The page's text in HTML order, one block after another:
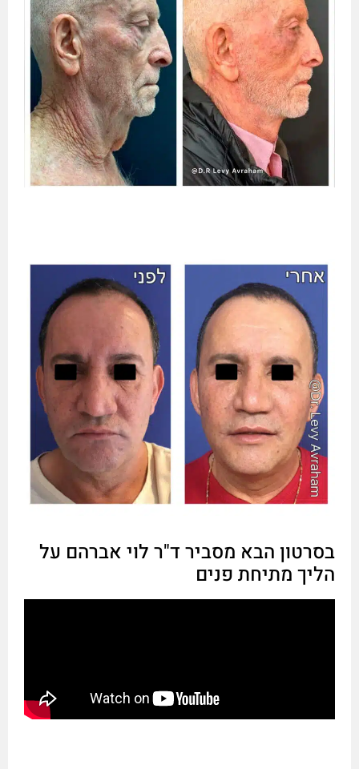
בסרטון הבא מסביר ד"ר לוי אברהם על
הליך מתיחת פנים